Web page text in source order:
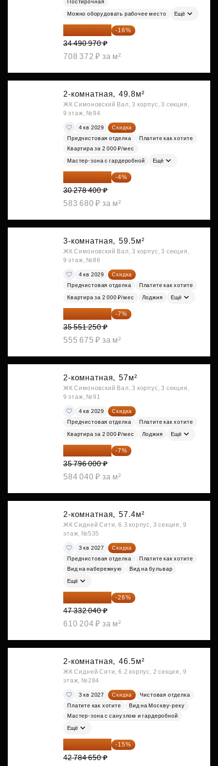
Постирочная
Можно оборудовать рабочее место Ещё
28 972 415 ₽ -16%
34 490 970 ₽
708 372 ₽ за м²
2-комнатная, 49.8м²
ЖК Симоновский Вал, 3 корпус, 3 секция,
9 этаж, №94
4 кв 2029
Скидка
Предчистовая отделка
Платите как хотите
Квартира за 2 000 ₽/мес
Мастер-зона с гардеробной Ещё
29 067 264 ₽ -4%
30 278 400 ₽
583 680 ₽ за м²
3-комнатная, 59.5м²
ЖК Симоновский Вал, 3 корпус, 3 секция,
9 этаж, №86
4 кв 2029
Скидка
Предчистовая отделка
Платите как хотите
Квартира за 2 000 ₽/мес Лоджия Ещё
33 062 663 ₽ -7%
35 551 250 ₽
555 675 ₽ за м²
2-комнатная, 57м²
ЖК Симоновский Вал, 3 корпус, 3 секция,
9 этаж, №91
4 кв 2029
Скидка
Предчистовая отделка
Платите как хотите
Квартира за 2 000 ₽/мес Лоджия Ещё
33 290 280 ₽ -7%
35 796 000 ₽
584 040 ₽ за м²
2-комнатная, 57.4м²
ЖК Сидней Сити, 6.3 корпус, 3 секция, 9
этаж, №535
3 кв 2027
Скидка
Предчистовая отделка
Платите как хотите
Вид на набережную
Вид на бульвар
Ещё
35 025 710 ₽ -26%
47 332 040 ₽
610 204 ₽ за м²
2-комнатная, 46.5м²
ЖК Сидней Сити, 6.2 корпус, 2 секция, 9
этаж, №284
3 кв 2027 Скидка
Чистовая отделка
Платите как хотите
Вид на Москву-реку
Мастер-зона с санузлом и гардеробной
Ещё
36 366 953 ₽ -15%
42 784 650 ₽